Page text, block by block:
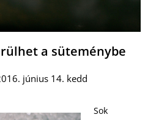
a süteménybe
június 14. kedd
Sok